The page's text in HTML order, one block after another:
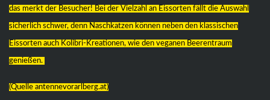
das merkt der Besucher! Bei der Vielzahl an Eissorten fällt die Auswahl
sicherlich schwer, denn Naschkatzen können neben den klassischen
Eissorten auch Kolibri-Kreationen, wie den veganen Beerentraum
genießen.
(Quelle antennevorarlberg.at)